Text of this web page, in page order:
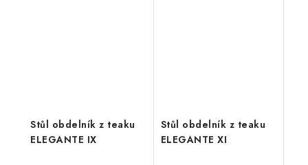
Stůl obdelník z teaku
ELEGANTE IX
Stůl obdelník z teaku
ELEGANTE XI